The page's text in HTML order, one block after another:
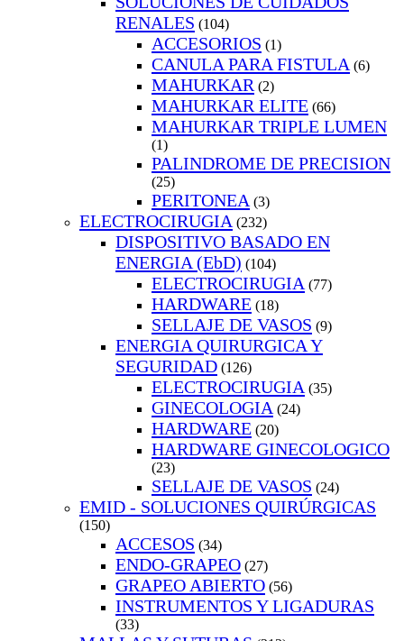
RENALES (104)
ACCESORIOS (1)
CANULA PARA FISTULA (6)
MAHURKAR (2)
MAHURKAR ELITE (66)
MAHURKAR TRIPLE LUMEN
(1)
PALINDROME DE PRECISION
(25)
PERITONEA (3)
ELECTROCIRUGIA (232)
DISPOSITIVO BASADO EN
ENERGIA (EbD) (104)
ELECTROCIRUGIA (77)
HARDWARE (18)
SELLAJE DE VASOS (9)
ENERGIA QUIRURGICA Y
SEGURIDAD (126)
ELECTROCIRUGIA (35)
GINECOLOGIA (24)
HARDWARE (20)
HARDWARE GINECOLOGICO
(23)
SELLAJE DE VASOS (24)
EMID - SOLUCIONES QUIRÚRGICAS
(150)
ACCESOS (34)
ENDO-GRAPEO (27)
GRAPEO ABIERTO (56)
INSTRUMENTOS Y LIGADURAS
(33)